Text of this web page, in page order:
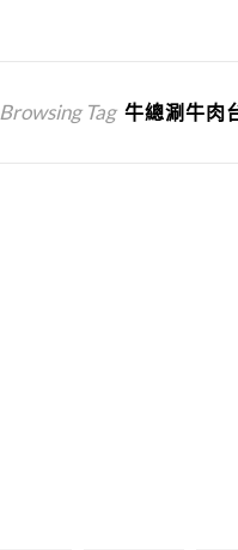
Browsing Tag 牛總涮牛肉